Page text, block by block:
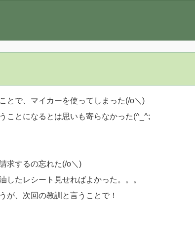
とで、マイカーを使ってしまった(/o＼)
ことになるとは思いも寄らなかった(^_^;
求するの忘れた(/o＼)
したレシート見せればよかった。。。
が、次回の教訓と言うことで！